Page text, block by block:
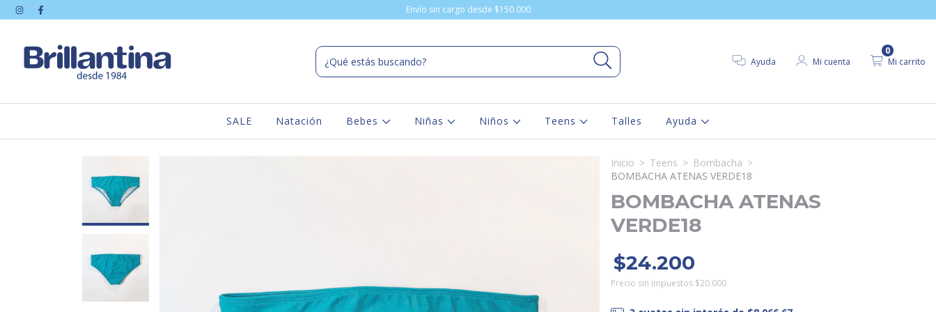
Envío sin cargo desde $150.000
Ayuda Mi cuenta Mi carrito
0
SALE Natación Bebes Niñas Niños Teens Talles Ayuda
Inicio > Teens > Bombacha >
BOMBACHA ATENAS VERDE18
BOMBACHA ATENAS
VERDE18
$24.200
Precio sin impuestos $20.000